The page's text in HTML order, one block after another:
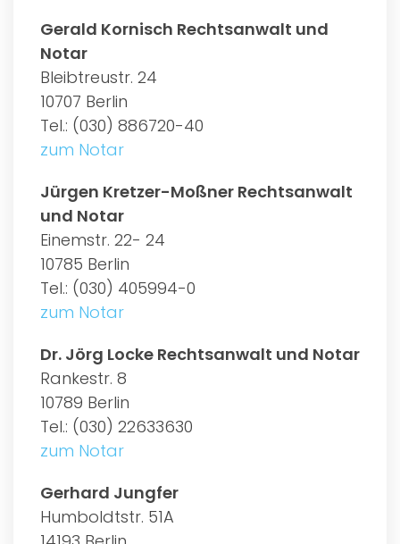
Gerald Kornisch Rechtsanwalt und
Notar
Bleibtreustr. 24
10707 Berlin
Tel.: (030) 886720-40
zum Notar
Jürgen Kretzer-Moßner Rechtsanwalt
und Notar
Einemstr. 22- 24
10785 Berlin
Tel.: (030) 405994-0
zum Notar
Dr. Jörg Locke Rechtsanwalt und Notar
Rankestr. 8
10789 Berlin
Tel.: (030) 22633630
zum Notar
Gerhard Jungfer
Humboldtstr. 51A